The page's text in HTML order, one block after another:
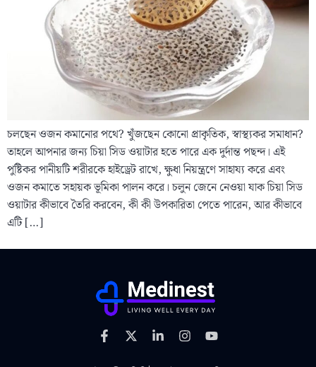
চলছেন ওজন কমানোর পথে? খুঁজছেন কোনো প্রাকৃতিক, স্বাস্থ্যকর সমাধান?
তাহলে আপনার জন্য চিয়া সিড ওয়াটার হতে পারে এক দুর্দান্ত পছন্দ। এই
পুষ্টিকর পানীয়টি শরীরকে হাইড্রেট রাখে, ক্ষুধা নিয়ন্ত্রণে সাহায্য করে এবং
ওজন কমাতে সহায়ক ভূমিকা পালন করে। চলুন জেনে নেওয়া যাক চিয়া সিড
ওয়াটার কীভাবে তৈরি করবেন, কী কী উপকারিতা পেতে পারেন, আর কীভাবে
এটি […]